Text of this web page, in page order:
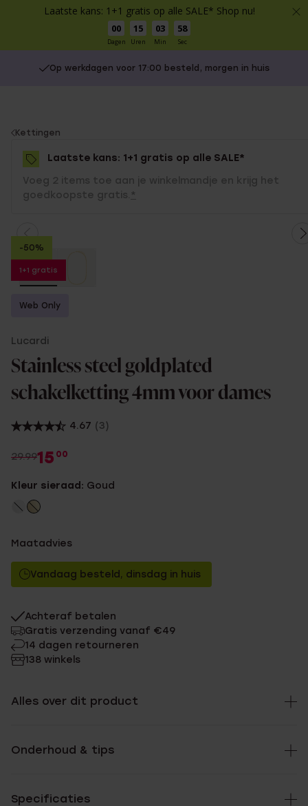
Laatste kans: 1+1 gratis op alle SALE* Shop nu!
00
Dagen
15
Uren
03
Min
58
Sec
Op werkdagen voor 17:00 besteld, morgen in huis
You
are
here:
Kettingen
Laatste kans: 1+1 gratis op alle SALE*
Voeg 2 items toe aan je winkelmandje en krijg het
goedkoopste gratis. *
-50%
1+1 gratis
Web Only
Lucardi
Stainless steel goldplated
schakelketting 4mm voor dames
4.67 (3)
29.9915 00
Kleur sieraad: Goud
Maatadvies
Vandaag besteld, dinsdag in huis
Achteraf betalen
Gratis verzending vanaf €49
14 dagen retourneren
138 winkels
Alles over dit product
Onderhoud & tips
Specificaties